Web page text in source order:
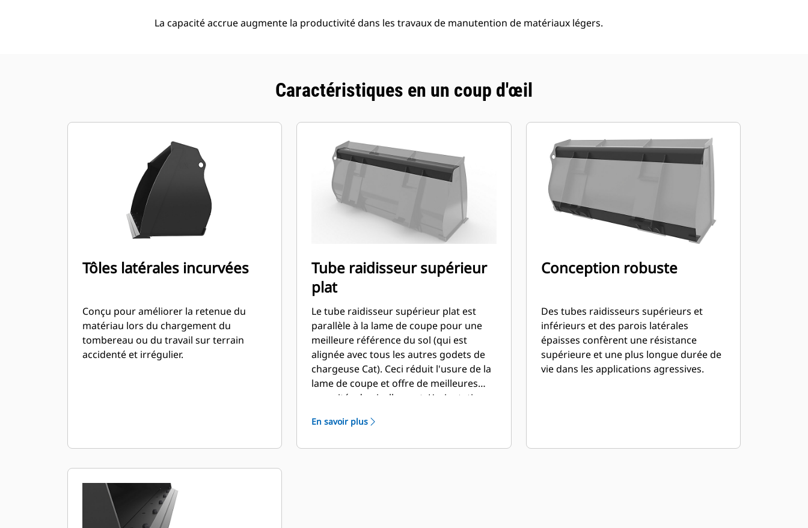
La capacité accrue augmente la productivité dans les travaux de manutention de matériaux légers.
Caractéristiques en un coup d'œil
Tôles latérales incurvées
Conçu pour améliorer la retenue du
matériau lors du chargement du
tombereau ou du travail sur terrain
accidenté et irrégulier.
Tube raidisseur supérieur
plat
Le tube raidisseur supérieur plat est
parallèle à la lame de coupe pour une
meilleure référence du sol (qui est
alignée avec tous les autres godets de
chargeuse Cat). Ceci réduit l'usure de la
lame de coupe et offre de meilleures
capacités de nivellement. L'orientation
plus faciles à évaluer depuis la cabine.
En savoir plus
Conception robuste
Des tubes raidisseurs supérieurs et
inférieurs et des parois latérales
épaisses confèrent une résistance
supérieure et une plus longue durée de
vie dans les applications agressives.